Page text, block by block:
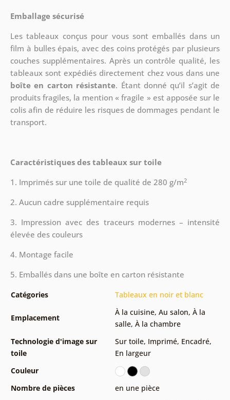
Emballage sécurisé
Les tableaux conçus pour vous sont emballés dans un
film à bulles épais, avec des coins protégés par plusieurs
couches supplémentaires. Après un contrôle qualité, les
tableaux sont expédiés directement chez vous dans une
boîte en carton résistante. Étant donné qu’il s’agit de
produits fragiles, la mention « fragile » est apposée sur le
colis afin de réduire les risques de dommages pendant le
transport.
Caractéristiques des tableaux sur toile
1. Imprimés sur une toile de qualité de 280 g/m2
2. Aucun cadre supplémentaire requis
3. Impression avec des traceurs modernes – intensité
élevée des couleurs
4. Montage facile
5. Emballés dans une boîte en carton résistante
Catégories Tableaux en noir et blanc
Emplacement
À la cuisine, Au salon, À la
salle, À la chambre
Technologie d'image sur
toile
Sur toile, Imprimé, Encadré,
En largeur
Couleur
Nombre de pièces
en une pièce